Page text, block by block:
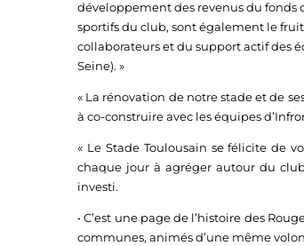
développement des revenus du fonds
sportifs du club, sont également le
collaborateurs et du support actif des
Seine). »
« La rénovation de notre stade et de
à co-construire avec les équipes
« Le Stade Toulousain se félicite de
chaque jour à agréger autour du
investi.
• C’est une page de l’histoire des
communes, animés d’une même